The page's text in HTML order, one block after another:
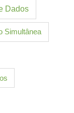
Dados
Simultânea